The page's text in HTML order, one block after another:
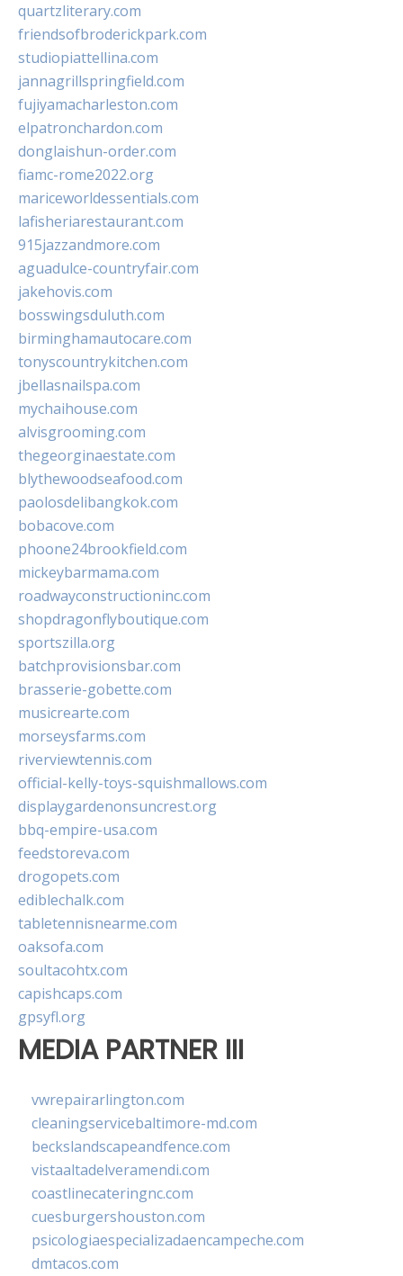
quartzliterary.com
friendsofbroderickpark.com
studiopiattellina.com
jannagrillspringfield.com
fujiyamacharleston.com
elpatronchardon.com
donglaishun-order.com
fiamc-rome2022.org
mariceworldessentials.com
lafisheriarestaurant.com
915jazzandmore.com
aguadulce-countryfair.com
jakehovis.com
bosswingsduluth.com
birminghamautocare.com
tonyscountrykitchen.com
jbellasnailspa.com
mychaihouse.com
alvisgrooming.com
thegeorginaestate.com
blythewoodseafood.com
paolosdelibangkok.com
bobacove.com
phoone24brookfield.com
mickeybarmama.com
roadwayconstructioninc.com
shopdragonflyboutique.com
sportszilla.org
batchprovisionsbar.com
brasserie-gobette.com
musicrearte.com
morseysfarms.com
riverviewtennis.com
official-kelly-toys-squishmallows.com
displaygardenonsuncrest.org
bbq-empire-usa.com
feedstoreva.com
drogopets.com
ediblechalk.com
tabletennisnearme.com
oaksofa.com
soultacohtx.com
capishcaps.com
gpsyfl.org
MEDIA PARTNER III
vwrepairarlington.com
cleaningservicebaltimore-md.com
beckslandscapeandfence.com
vistaaltadelveramendi.com
coastlinecateringnc.com
cuesburgershouston.com
psicologiaespecializadaencampeche.com
dmtacos.com